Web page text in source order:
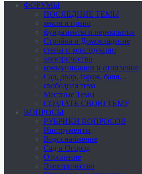
ФОРУМЫ
ПОСЛЕДНИЕ ТЕМЫ
земля и право
фундаменты и перекрытия
Стройка и Домовладение
стены и конструкции
электричество
коммуникации и отопление
Cад, двор, гараж, баня…
свободная тема
Местные Темы
СОЗДАТЬ СВОЮ ТЕМУ
ВОПРОСЫ
РУБРИКИ ВОПРОСОВ
Инструменты
Водоснабжение
Сад и Огород
Отопление
Электричество